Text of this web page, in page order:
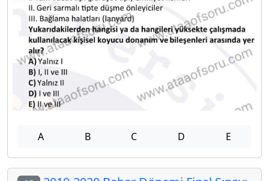
A B C D E